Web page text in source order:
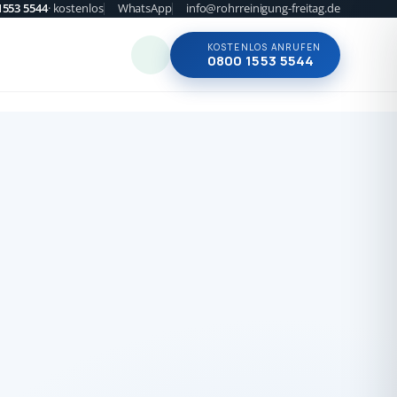
5544· kostenlos WhatsApp info@rohrreinigung-freitag.de
KOSTENLOS ANRUFEN
0800 1553 5544